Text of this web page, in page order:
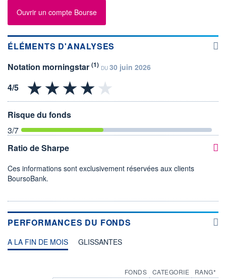
Ouvrir un compte Bourse
ÉLÉMENTS D'ANALYSES
Notation morningstar (1) DU 30 juin 2026
Risque du fonds
3/7
Ratio de Sharpe
Ces informations sont exclusivement réservées aux clients
BoursoBank.
PERFORMANCES DU FONDS
A LA FIN DE MOIS GLISSANTES
FONDS CATEGORIE RANG*